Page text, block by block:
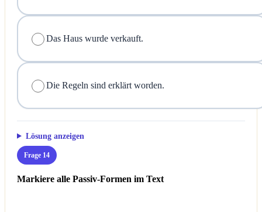
Das Haus wurde verkauft.
Die Regeln sind erklärt worden.
Lösung anzeigen
Frage 14
Markiere alle Passiv-Formen im Text